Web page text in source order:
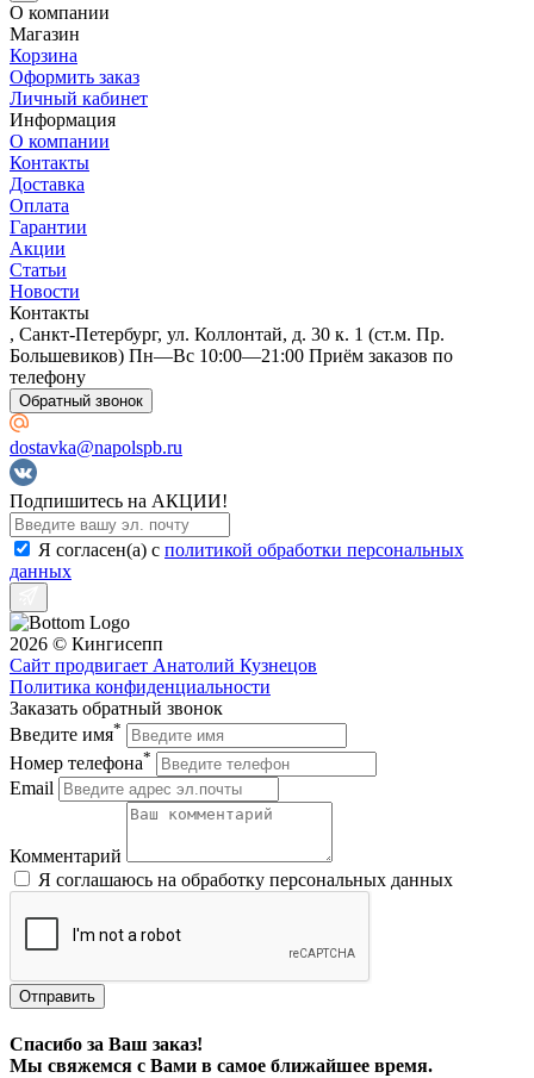
О компании
Магазин
Корзина
Оформить заказ
Личный кабинет
Информация
О компании
Контакты
Доставка
Оплата
Гарантии
Акции
Статьи
Новости
Контакты
, Санкт-Петербург, ул. Коллонтай, д. 30 к. 1 (ст.м. Пр.
Большевиков) Пн—Вс 10:00—21:00 Приём заказов по
телефону
Обратный звонок
dostavka@napolspb.ru
Подпишитесь на АКЦИИ!
Я согласен(a) с политикой обработки персональных
данных
2026 © Кингисепп
Сайт продвигает Анатолий Кузнецов
Политика конфиденциальности
Заказать обратный звонок
Введите имя*
Номер телефона*
Email
Комментарий
Я соглашаюсь на обработку персональных данных
Отправить
Спасибо за Ваш заказ!
Мы свяжемся с Вами в самое ближайшее время.